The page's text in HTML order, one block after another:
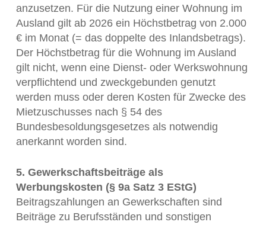
anzusetzen. Für die Nutzung einer Wohnung im
Ausland gilt ab 2026 ein Höchstbetrag von 2.000
€ im Monat (= das doppelte des Inlandsbetrags).
Der Höchstbetrag für die Wohnung im Ausland
gilt nicht, wenn eine Dienst- oder Werkswohnung
verpflichtend und zweckgebunden genutzt
werden muss oder deren Kosten für Zwecke des
Mietzuschusses nach § 54 des
Bundesbesoldungsgesetzes als notwendig
anerkannt worden sind.
5. Gewerkschaftsbeiträge als
Werbungskosten (§ 9a Satz 3 EStG)
Beitragszahlungen an Gewerkschaften sind
Beiträge zu Berufsständen und sonstigen